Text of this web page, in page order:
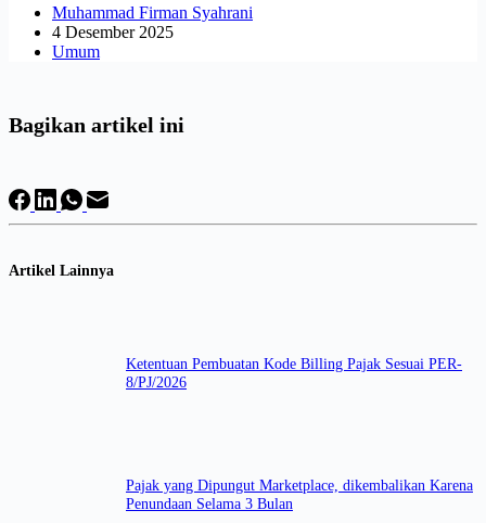
Muhammad Firman Syahrani
4 Desember 2025
Umum
Bagikan artikel ini
Artikel Lainnya
Ketentuan Pembuatan Kode Billing Pajak Sesuai PER-
8/PJ/2026
Pajak yang Dipungut Marketplace, dikembalikan Karena
Penundaan Selama 3 Bulan